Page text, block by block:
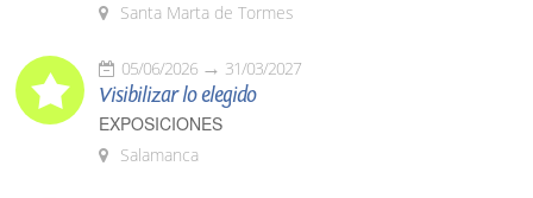
Santa Marta de Tormes
05/06/2026 31/03/2027
Visibilizar lo elegido
EXPOSICIONES
Salamanca